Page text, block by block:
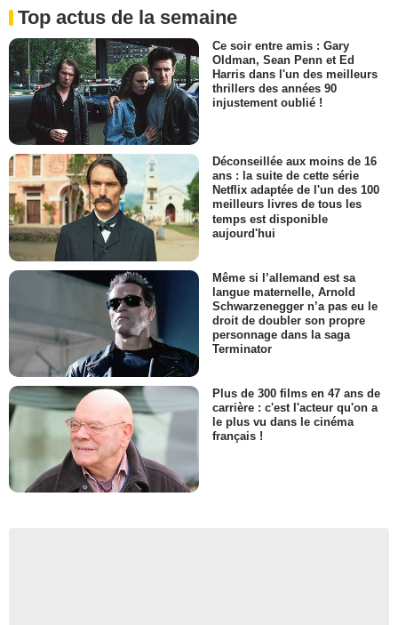
Top actus de la semaine
Ce soir entre amis : Gary
Oldman, Sean Penn et Ed
Harris dans l'un des meilleurs
thrillers des années 90
injustement oublié !
Déconseillée aux moins de 16
ans : la suite de cette série
Netflix adaptée de l'un des 100
meilleurs livres de tous les
temps est disponible
aujourd'hui
Même si l’allemand est sa
langue maternelle, Arnold
Schwarzenegger n’a pas eu le
droit de doubler son propre
personnage dans la saga
Terminator
Plus de 300 films en 47 ans de
carrière : c'est l'acteur qu'on a
le plus vu dans le cinéma
français !